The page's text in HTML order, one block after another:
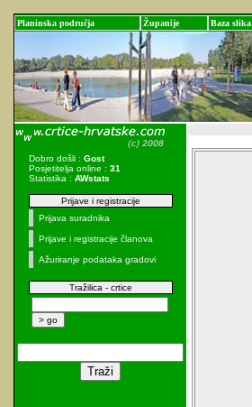
Planinska područja Županije Baza slika
Dobro došli : Gost
Posjetitelja online : 31
Statistika : AWstats
Prijave i registracije
Prijava suradnika
Prijave i registracije članova
Ažuriranje podataka gradovi
Tražilica - crtice